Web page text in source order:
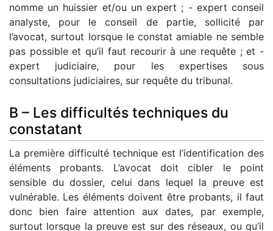
nomme un huissier et/ou un expert ; - expert conseil
analyste, pour le conseil de partie, sollicité par
l’avocat, surtout lorsque le constat amiable ne semble
pas possible et qu’il faut recourir à une requête ; et -
expert judiciaire, pour les expertises sous
consultations judiciaires, sur requête du tribunal.
B – Les difficultés techniques du
constatant
La première difficulté technique est l’identification des
éléments probants. L’avocat doit cibler le point
sensible du dossier, celui dans lequel la preuve est
vulnérable. Les éléments doivent être probants, il faut
donc bien faire attention aux dates, par exemple,
surtout lorsque la preuve est sur des réseaux, ou qu’il